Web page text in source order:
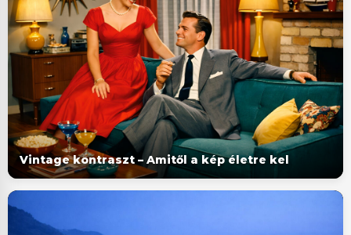
Vintage kontraszt – Amitől a kép életre kel